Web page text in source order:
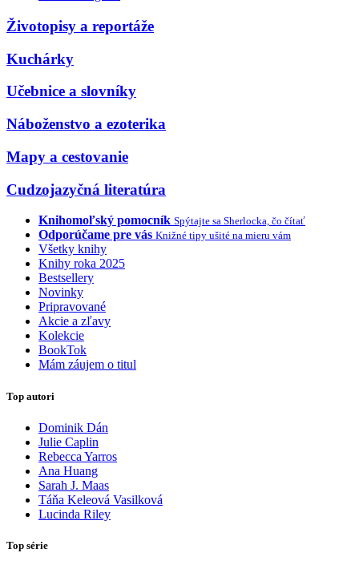
Životopisy a reportáže
Kuchárky
Učebnice a slovníky
Náboženstvo a ezoterika
Mapy a cestovanie
Cudzojazyčná literatúra
Knihomoľský pomocník Spýtajte sa Sherlocka, čo čítať
Odporúčame pre vás Knižné tipy ušité na mieru vám
Všetky knihy
Knihy roka 2025
Bestsellery
Novinky
Pripravované
Akcie a zľavy
Kolekcie
BookTok
Mám záujem o titul
Top autori
Dominik Dán
Julie Caplin
Rebecca Yarros
Ana Huang
Sarah J. Maas
Táňa Keleová Vasilková
Lucinda Riley
Top série